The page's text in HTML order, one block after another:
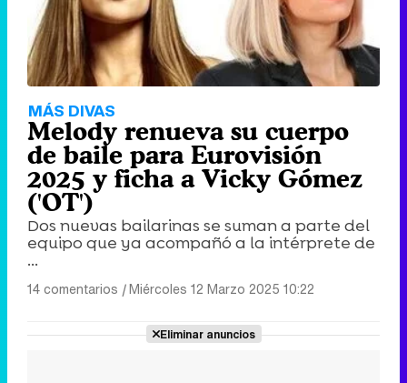
MÁS DIVAS
Melody renueva su cuerpo
de baile para Eurovisión
2025 y ficha a Vicky Gómez
('OT')
Dos nuevas bailarinas se suman a parte del
equipo que ya acompañó a la intérprete de
...
14 comentarios |Miércoles 12 Marzo 2025 10:22
Eliminar anuncios